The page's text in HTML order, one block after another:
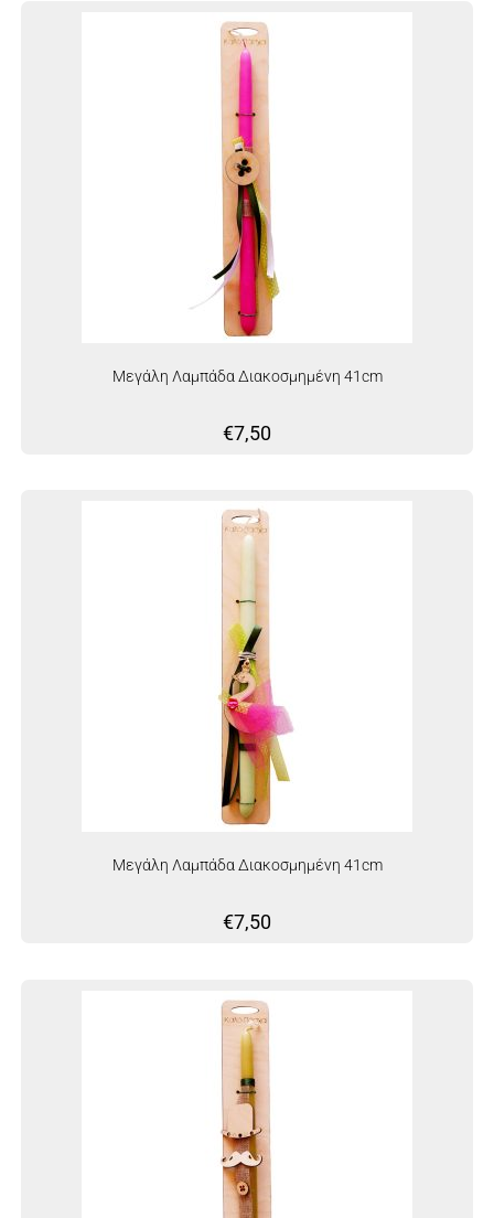
Μεγάλη Λαμπάδα Διακοσμημένη 41cm
€7,50
Μεγάλη Λαμπάδα Διακοσμημένη 41cm
€7,50